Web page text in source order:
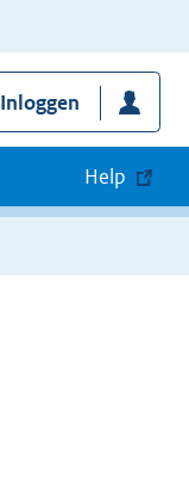
Inloggen
Help